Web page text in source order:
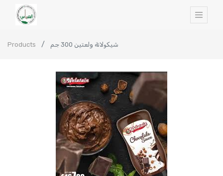
Products شيكولاتة ولعتين 300 جم